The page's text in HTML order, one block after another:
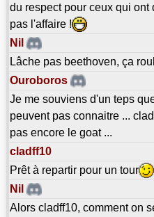
du respect pour ceux qui
pas l'affaire !
Nil
Lâche pas beethoven, ça
Ouroboros
Je me souviens d'un teps
peuvent pas connaitre ...
pas encore le goat ...
cladff10
Prêt à repartir pour un tour
Nil
Alors cladff10, comment on